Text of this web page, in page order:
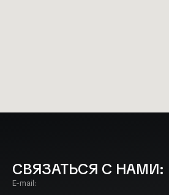
СВЯЗАТЬСЯ С НАМИ:
E-mail: